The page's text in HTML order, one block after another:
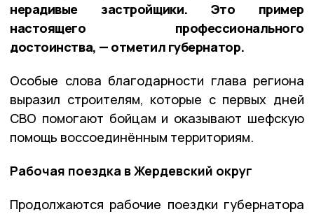
нерадивые застройщики. Это пример
настоящего профессионального
достоинства, — отметил губернатор.
Особые слова благодарности глава региона
выразил строителям, которые с первых дней
СВО помогают бойцам и оказывают шефскую
помощь воссоединённым территориям.
Рабочая поездка в Жердевский округ
Продолжаются рабочие поездки губернатора